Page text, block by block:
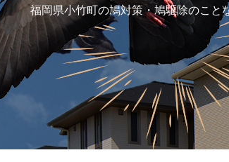
福岡県小竹町の鳩対策・鳩駆除のこと